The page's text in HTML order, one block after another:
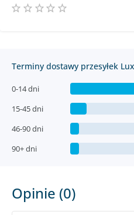
Terminy dostawy przesyłek
0-14 dni
15-45 dni
46-90 dni
90+ dni
Opinie (0)